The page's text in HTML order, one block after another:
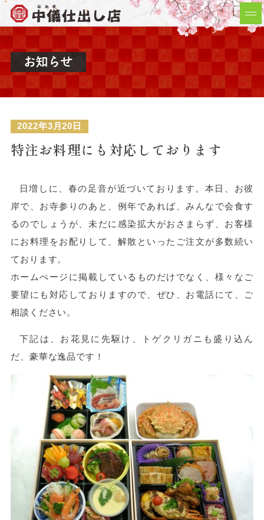
2022年3月20日
特注お料理にも対応しております
日増しに、春の足音が近づいております。本日、お彼
岸で、お寺参りのあと、例年であれば、みんなで会食す
るのでしょうが、未だに感染拡大がおさまらず、お客様
にお料理をお配りして、解散といったご注文が多数続い
ております。
ホームぺージに掲載しているものだけでなく、様々なご
要望にも対応しておりますので、ぜひ、お電話にて、ご
相談ください。
下記は、お花見に先駆け、トゲクリガニも盛り込ん
だ、豪華な逸品です！